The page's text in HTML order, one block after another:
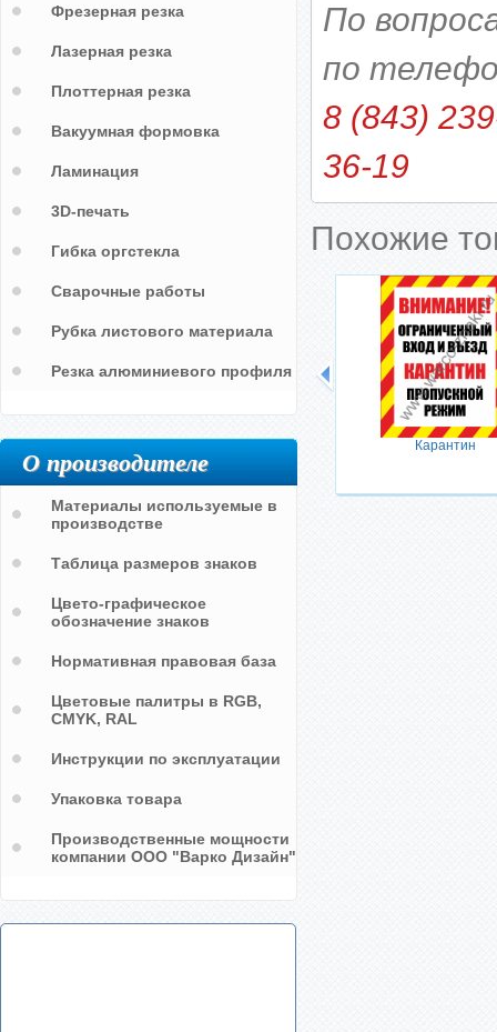
По
по
8 (843)
36-19
Похожие
Карантин
Фрезерная резка
Лазерная резка
Плоттерная резка
Вакуумная формовка
Ламинация
3D-печать
Гибка оргстекла
Сварочные работы
Рубка листового материала
Резка алюминиевого профиля
О производителе
Материалы используемые в
производстве
Таблица размеров знаков
Цвето-графическое
обозначение знаков
Нормативная правовая база
Цветовые палитры в RGB,
CMYK, RAL
Инструкции по эксплуатации
Упаковка товара
Производственные мощности
компании ООО "Варко Дизайн"